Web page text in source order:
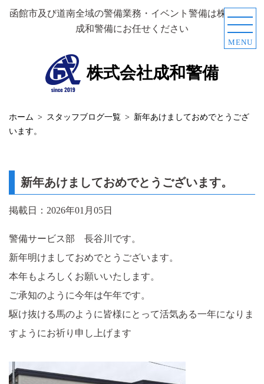
函館市及び道南全域の警備業務・イベント警備は株式会社
成和警備にお任せください
株式会社成和警備
MENU
ホーム スタッフブログ一覧
新年あけましておめでとうござ
います。
新年あけましておめでとうございます。
掲載日：2026年01月05日
警備サービス部 長谷川です。
新年明けましておめでとうございます。
本年もよろしくお願いいたします。
ご承知のように今年は午年です。
駆け抜ける馬のように皆様にとって活気ある一年になりま
すようにお祈り申し上げます